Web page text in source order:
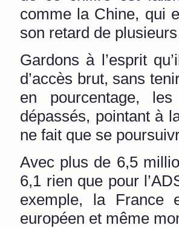
comme la Chine, qui
son retard de
Gardons à l’esprit
d’accès brut, sans
en pourcentage,
dépassés, pointant à
ne fait que se
Avec plus de 6,5
6,1 rien que pour
exemple, la France
européen et même